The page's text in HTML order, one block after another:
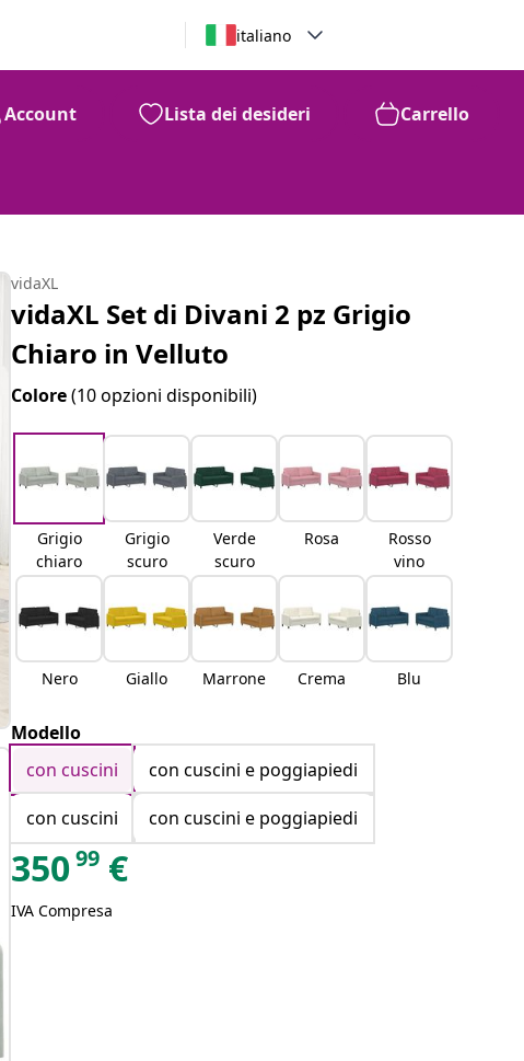
italiano
Account Lista dei desideri Carrello
vidaXL
vidaXL Set di Divani 2 pz Grigio
Chiaro in Velluto
Colore(10 opzioni disponibili)
Grigio
chiaro
Grigio
scuro
Verde
scuro
Rosa
Rosso
vino
Nero Giallo Marrone Crema Blu
Modello
con cuscini
con cuscini e poggiapiedi
con cuscini
con cuscini e poggiapiedi
35099 €
IVA Compresa